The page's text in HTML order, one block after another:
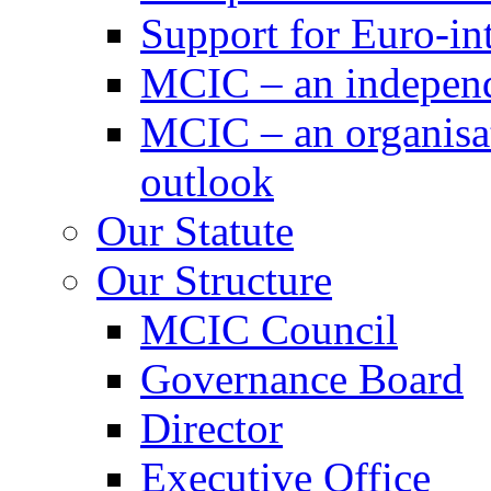
Support for Euro-
MCIC – an
MCIC – an
outlook
Our Statute
Our Structure
MCIC Council
Governance Board
Director
Executive Office